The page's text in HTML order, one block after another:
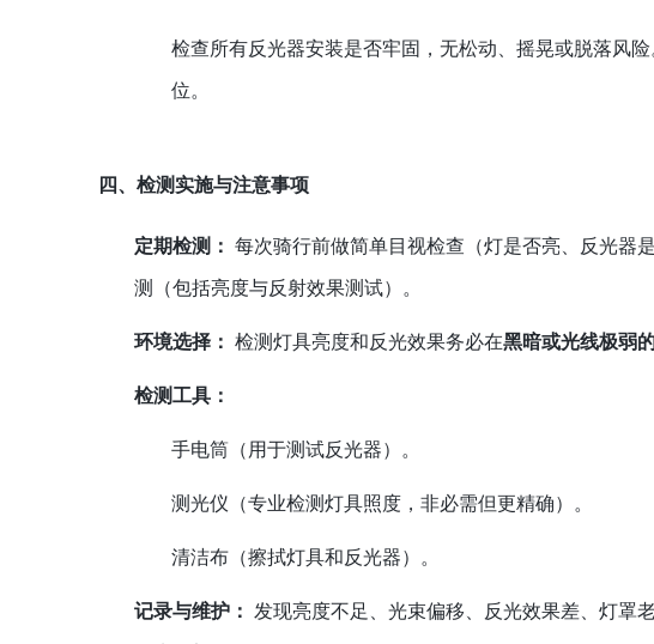
检查所有反光器安装是否牢固，无松动、摇晃或脱落风
位。
四、检测实施与注意事项
定期检测： 每次骑行前做简单目视检查（灯是否亮、反光器
测（包括亮度与反射效果测试）。
环境选择： 检测灯具亮度和反光效果务必在黑暗或光线极弱
检测工具：
手电筒（用于测试反光器）。
测光仪（专业检测灯具照度，非必需但更精确）。
清洁布（擦拭灯具和反光器）。
记录与维护： 发现亮度不足、光束偏移、反光效果差、灯罩